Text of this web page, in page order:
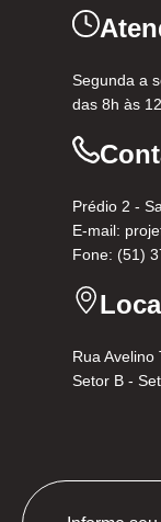
Segunda a
das 8h às
Prédio 2 -
E-mail:
Fone: (51)
Rua Avelino
Setor B -